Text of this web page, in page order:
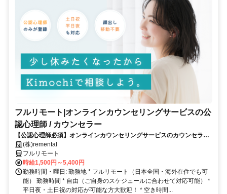
フルリモート|オンラインカウンセリングサービスの公
認心理師 / カウンセラー
【公認心理師必須】オンラインカウンセリングサービスのカウンセラー
募集｜30-50代女性活躍中
(株)remental
フルリモート
時給1,500円～5,400円
勤務時間・曜日: 勤務地 * フルリモート（日本全国・海外在住でも可
能） 勤務時間 * 自由（ご自身のスケジュールに合わせて対応可能） *
平日夜・土日祝の対応が可能な方大歓迎！ * 空き時間...